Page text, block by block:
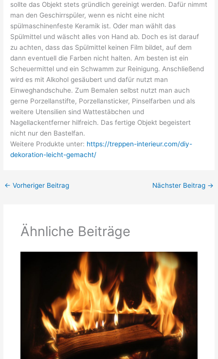
sollte das Objekt stets gründlich gereinigt werden. Dafür nimmt
man den Geschirrspüler, wenn es nicht eine nicht
spülmaschinenfeste Keramik ist. Oder man wählt das
Spülmittel und wäscht alles von Hand ab. Doch es ist darauf
zu achten, dass das Spülmittel keinen Film bildet, auf dem
dann eventuell die Farben nicht halten. Am besten ist ein
Scheuermittel und ein Schwamm zur Reinigung. Anschließend
wird es mit Alkohol gesäubert und dafür nutzt man
Einweghandschuhe. Zum Bemalen selbst nutzt man auch
gerne Porzellanstifte, Porzellansticker, Pinselfarben und als
weitere Utensilien sind Wattestäbchen und
Nagellackentferner hilfreich. Das fertige Objekt begeistert
nicht nur den Bastelfan.
Weitere Produkte unter: https://treppen-interieur.com/diy-
dekoration-leicht-gemacht/
← Vorheriger Beitrag Nächster Beitrag →
Ähnliche Beiträge